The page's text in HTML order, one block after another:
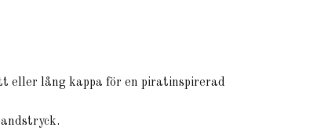
eller lång kappa för en piratinspirerad